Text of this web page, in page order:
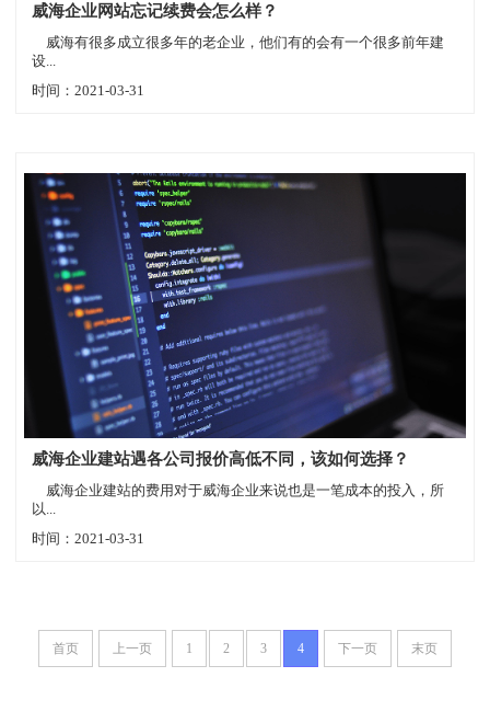
威海企业网站忘记续费会怎么样？
威海有很多成立很多年的老企业，他们有的会有一个很多前年建
设...
时间：2021-03-31
威海企业建站遇各公司报价高低不同，该如何选择？
威海企业建站的费用对于威海企业来说也是一笔成本的投入，所
以...
时间：2021-03-31
首页 上一页 1 2 3 4 下一页 末页